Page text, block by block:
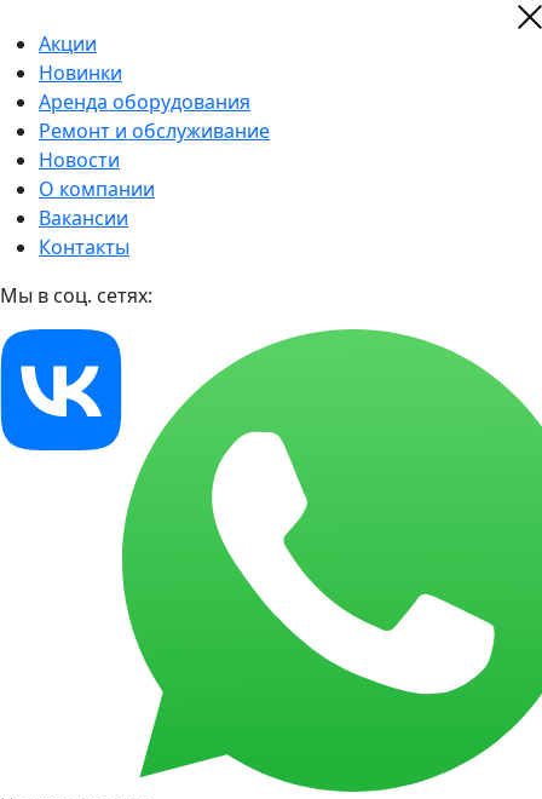
Акции
Новинки
Аренда оборудования
Ремонт и обслуживание
Новости
О компании
Вакансии
Контакты
Мы в соц. сетях: